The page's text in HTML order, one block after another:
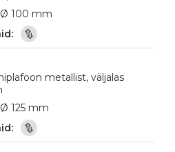
Ø 100 mm
metallist, väljalas
Ø 125 mm